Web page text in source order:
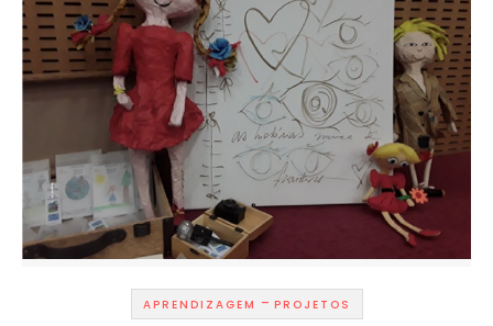
APRENDIZAGEM - PROJETOS